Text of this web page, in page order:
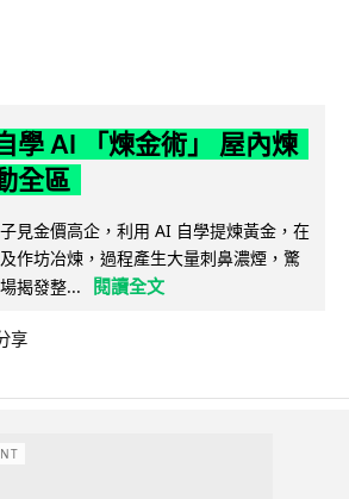
學 AI 「煉金術」 屋內煉
全區
見金價高企，利用 AI 自學提煉黃金，在
作坊冶煉，過程產生大量刺鼻濃煙，驚
揭發整...
閱讀全文
享